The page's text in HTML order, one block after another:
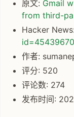
原文: Gmail
from third-
Hacker News:
id=45439670
作者:
评分: 520
评论数: 274
发布时间: